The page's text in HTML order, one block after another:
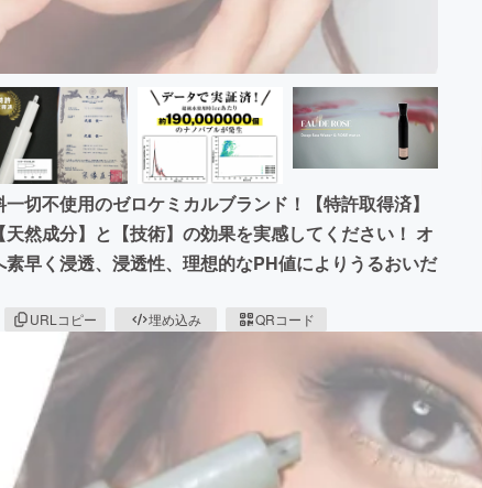
切不使用のゼロケミカルブランド！【特許取得済】
然成分】と【技術】の効果を実感してください！ オ
早く浸透、浸透性、理想的なPH値によりうるおいだ
URLコピー 埋め込み QRコード